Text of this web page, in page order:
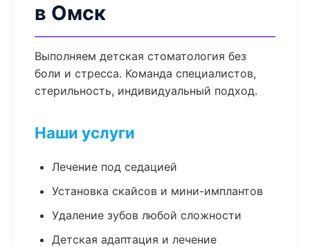
в Омск
Выполняем детская стоматология без
боли и стресса. Команда специалистов,
стерильность, индивидуальный подход.
Наши услуги
Лечение под седацией
Установка скайсов и мини-имплантов
Удаление зубов любой сложности
Детская адаптация и лечение